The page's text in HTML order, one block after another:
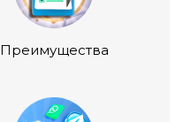
Преимущества